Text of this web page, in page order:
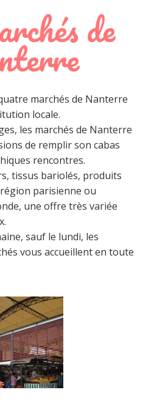
de
marchés de Nanterre
locale.
les marchés de Nanterre
de remplir son cabas
rencontres.
tissus bariolés, produits
parisienne ou
une offre très variée
sauf le lundi, les
vous accueillent en toute